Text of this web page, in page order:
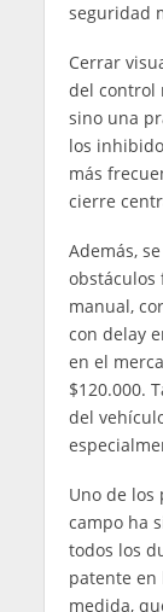
seguridad
Cerrar
del control
sino una
los
más
cierre
Además,
obstáculos
manual,
con delay
en el
$120.000.
del
Uno de los
campo ha
todos los
patente en
medida,